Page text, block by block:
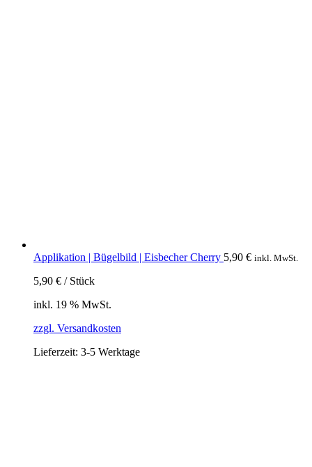
Applikation | Bügelbild | Eisbecher Cherry 5,90 € inkl. MwSt.
5,90 € / Stück
inkl. 19 % MwSt.
zzgl. Versandkosten
Lieferzeit: 3-5 Werktage